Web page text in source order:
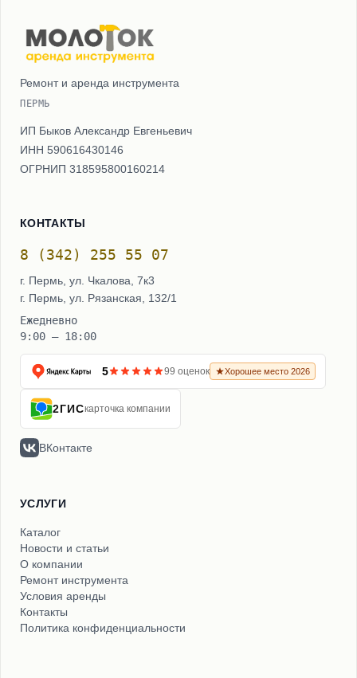
Ремонт и аренда инструмента
ПЕРМЬ
ИП Быков Александр Евгеньевич
ИНН 590616430146
ОГРНИП 318595800160214
КОНТАКТЫ
8 (342) 255 55 07
г. Пермь, ул. Чкалова, 7к3
г. Пермь, ул. Рязанская, 132/1
Ежедневно
9:00 – 18:00
5 99 оценок Хорошее место 2026
2ГИСкарточка компании
ВКонтакте
УСЛУГИ
Каталог
Новости и статьи
О компании
Ремонт инструмента
Условия аренды
Контакты
Политика конфиденциальности